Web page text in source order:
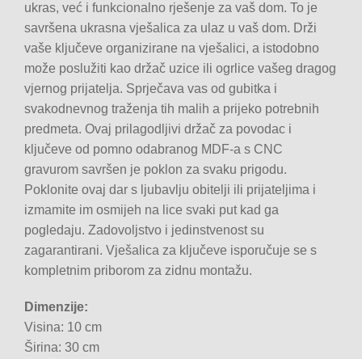
ukras, već i funkcionalno rješenje za vaš dom. To je
savršena ukrasna vješalica za ulaz u vaš dom. Drži
vaše ključeve organizirane na vješalici, a istodobno
može poslužiti kao držač uzice ili ogrlice vašeg dragog
vjernog prijatelja. Sprječava vas od gubitka i
svakodnevnog traženja tih malih a prijeko potrebnih
predmeta. Ovaj prilagodljivi držač za povodac i
ključeve od pomno odabranog MDF-a s CNC
gravurom savršen je poklon za svaku prigodu.
Poklonite ovaj dar s ljubavlju obitelji ili prijateljima i
izmamite im osmijeh na lice svaki put kad ga
pogledaju. Zadovoljstvo i jedinstvenost su
zagarantirani. Vješalica za ključeve isporučuje se s
kompletnim priborom za zidnu montažu.
Dimenzije:
Visina: 10 cm
Širina: 30 cm